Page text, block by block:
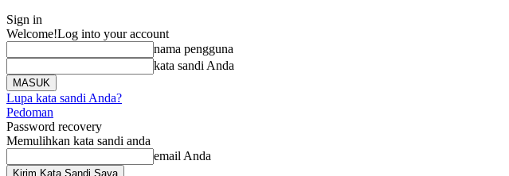
Sign in
Welcome!Log into your account
nama pengguna
kata sandi Anda
Lupa kata sandi Anda?
Pedoman
Password recovery
Memulihkan kata sandi anda
email Anda